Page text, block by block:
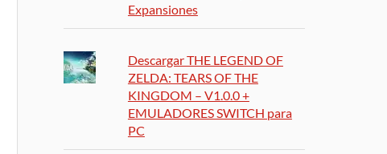
Expansiones
Descargar THE LEGEND OF
ZELDA: TEARS OF THE
KINGDOM – V1.0.0 +
EMULADORES SWITCH para
PC